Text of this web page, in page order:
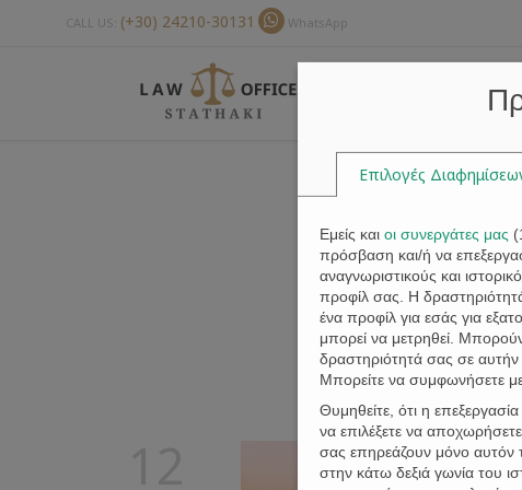
CALL US: (+30) 24210-30131 WhatsApp
Επιλογές
Εμείς και οι συνεργάτες μας (
πρόσβαση και/ή να
αναγνωριστικούς και
προφίλ σας. Η
ένα προφίλ για εσάς για
μπορεί να μετρηθεί.
δραστηριότητά σας σε
Μπορείτε να συμφωνήσετε
Θυμηθείτε, ότι η
να επιλέξετε να αποχωρήσετε
σας επηρεάζουν μόνο αυτόν
στην κάτω δεξιά γωνία του